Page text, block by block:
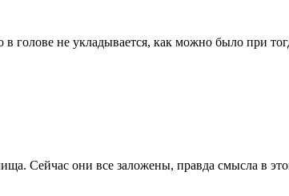
голове не укладывается, как можно было при
Сейчас они все заложены, правда смысла в